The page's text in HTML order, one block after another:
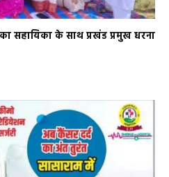
सहायिका के साथ प्रखंड प्रमुख धरना